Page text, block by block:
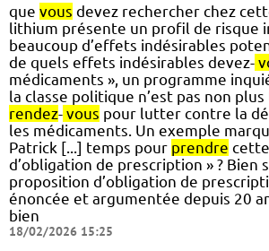
que vous devez rechercher chez
lithium présente un profil de risque
beaucoup d’effets indésirables
de quels effets indésirables devez-
médicaments », un programme
la classe politique n’est pas non
rendez- vous pour lutter contre la
les médicaments. Un exemple
Patrick [...] temps pour prendre
d’obligation de prescription » ? Bien
proposition d’obligation de
énoncée et argumentée depuis 20
bien
18/02/2026 15:25